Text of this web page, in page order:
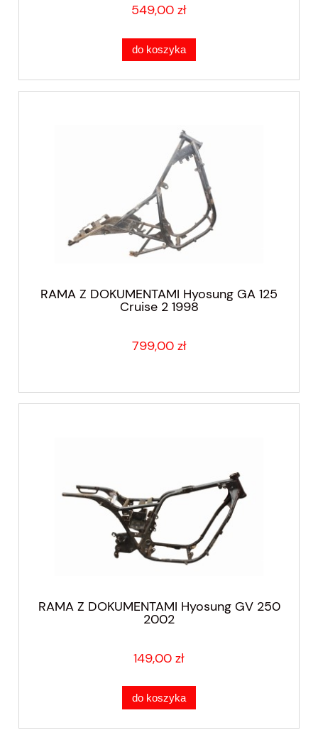
549,00 zł
do koszyka
RAMA Z DOKUMENTAMI Hyosung GA 125
Cruise 2 1998
799,00 zł
RAMA Z DOKUMENTAMI Hyosung GV 250
2002
149,00 zł
do koszyka